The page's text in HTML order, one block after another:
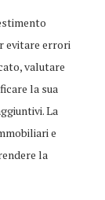
evitare errori
valutare
la sua
La
e
la